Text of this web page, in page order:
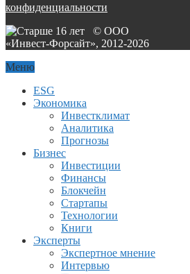
конфиденциальности
© ООО
«Инвест-Форсайт», 2012-2026
Меню
ESG
Экономика
Инвестклимат
Аналитика
Прогнозы
Бизнес
Инвестиции
Финансы
Блокчейн
Стартапы
Технологии
Книги
Эксперты
Экспертное мнение
Интервью